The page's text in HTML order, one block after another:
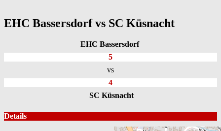
EHC Bassersdorf vs SC Küsnacht
EHC Bassersdorf
5
vs
4
SC Küsnacht
Details